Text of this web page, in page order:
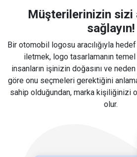
Müşterilerinizin sizi
sağlayın!
Bir otomobil logosu aracılığıyla
iletmek, logo tasarlamanın temel
insanların işinizin doğasını ve
göre onu seçmeleri gerektiğini
sahip olduğundan, marka kişiliğinizi
olur.